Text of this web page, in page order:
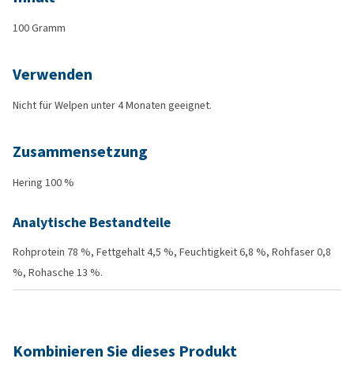
100 Gramm
Verwenden
Nicht für Welpen unter 4 Monaten geeignet.
Zusammensetzung
Hering 100 %
Analytische Bestandteile
Rohprotein 78 %, Fettgehalt 4,5 %, Feuchtigkeit 6,8 %, Rohfaser 0,8
%, Rohasche 13 %.
Kombinieren Sie dieses Produkt